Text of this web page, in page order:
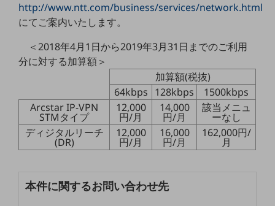
災害対策・BCP
課題・ニーズで探す
コミュニケーション・情報共有
業務効率化
災害対策
職場環境整備
セキュリティ対策
http://www.ntt.com/business/services/network.html
にてご案内いたします。
＜2018年4月1日から2019年3月31日までのご利用
分に対する加算額＞
加算額(税抜)
64kbps 128kbps
1500kbps
Arcstar IP-VPN
STMタイプ
12,000
円/月
14,000
円/月
該当メニュ
ーなし
ディジタルリーチ
(DR)
12,000
円/月
16,000
円/月
162,000円/
月
本件に関するお問い合わせ先